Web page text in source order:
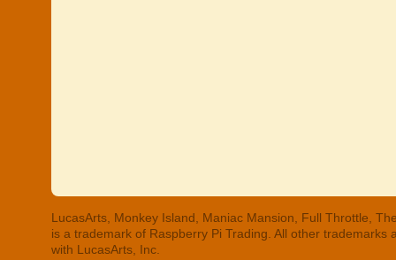
LucasArts, Monkey Island, Maniac Mansion, Full Throttle,
is a trademark of Raspberry Pi Trading. All other
with LucasArts, Inc.